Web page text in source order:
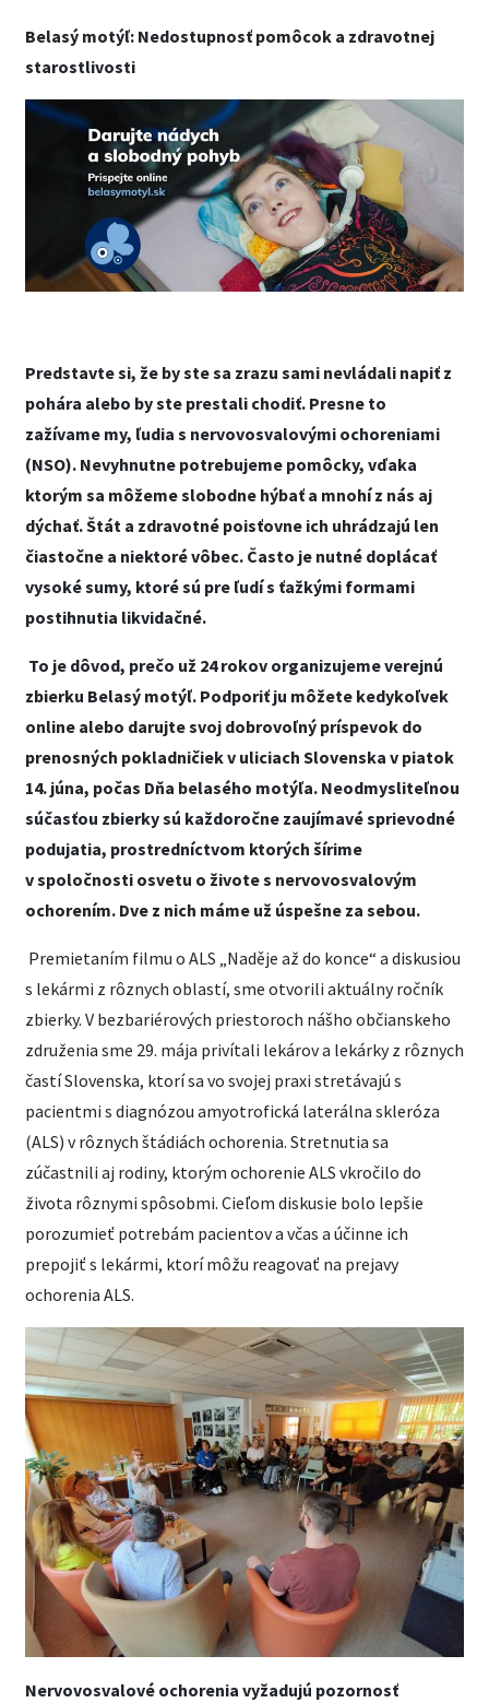
Belasý motýľ: Nedostupnosť pomôcok a zdravotnej
starostlivosti
Predstavte si, že by ste sa zrazu sami nevládali napiť z
pohára alebo by ste prestali chodiť. Presne to
zažívame my, ľudia s nervovosvalovými ochoreniami
(NSO). Nevyhnutne potrebujeme pomôcky, vďaka
ktorým sa môžeme slobodne hýbať a mnohí z nás aj
dýchať. Štát a zdravotné poisťovne ich uhrádzajú len
čiastočne a niektoré vôbec. Často je nutné doplácať
vysoké sumy, ktoré sú pre ľudí s ťažkými formami
postihnutia likvidačné.
To je dôvod, prečo už 24 rokov organizujeme verejnú
zbierku Belasý motýľ. Podporiť ju môžete kedykoľvek
online alebo darujte svoj dobrovoľný príspevok do
prenosných pokladničiek v uliciach Slovenska v piatok
14. júna, počas Dňa belasého motýľa. Neodmysliteľnou
súčasťou zbierky sú každoročne zaujímavé sprievodné
podujatia, prostredníctvom ktorých šírime
v spoločnosti osvetu o živote s nervovosvalovým
ochorením. Dve z nich máme už úspešne za sebou.
Premietaním filmu o ALS „Naděje až do konce“ a diskusiou
s lekármi z rôznych oblastí, sme otvorili aktuálny ročník
zbierky. V bezbariérových priestoroch nášho občianskeho
združenia sme 29. mája privítali lekárov a lekárky z rôznych
častí Slovenska, ktorí sa vo svojej praxi stretávajú s
pacientmi s diagnózou amyotrofická laterálna skleróza
(ALS) v rôznych štádiách ochorenia. Stretnutia sa
zúčastnili aj rodiny, ktorým ochorenie ALS vkročilo do
života rôznymi spôsobmi. Cieľom diskusie bolo lepšie
porozumieť potrebám pacientov a včas a účinne ich
prepojiť s lekármi, ktorí môžu reagovať na prejavy
ochorenia ALS.
Nervovosvalové ochorenia vyžadujú pozornosť